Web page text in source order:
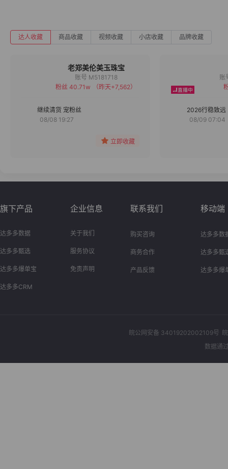
达人收藏 商品收藏 视频收藏 小店收藏 品牌收藏
老郑美伦美玉珠宝
备注
账号 M5181718
粉丝 40.71w
（昨天+7,562）
继续清货 宠粉丝
08/08 19:27
立即收藏
2026行稳致远
08/09 07:04
旗下产品
达多多数据
达多多甄选
达多多爆单宝
达多多CRM
企业信息
关于我们
服务协议
免责声明
联系我们
购买咨询
商务合作
产品反馈
移动端
达多多数
达多多甄
达多多爆
皖公网安备 34019202002109号
数据通